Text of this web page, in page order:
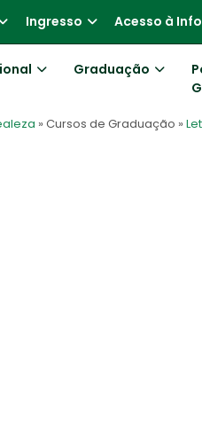
Ingresso Acesso à
Graduação
» Cursos de Graduação »